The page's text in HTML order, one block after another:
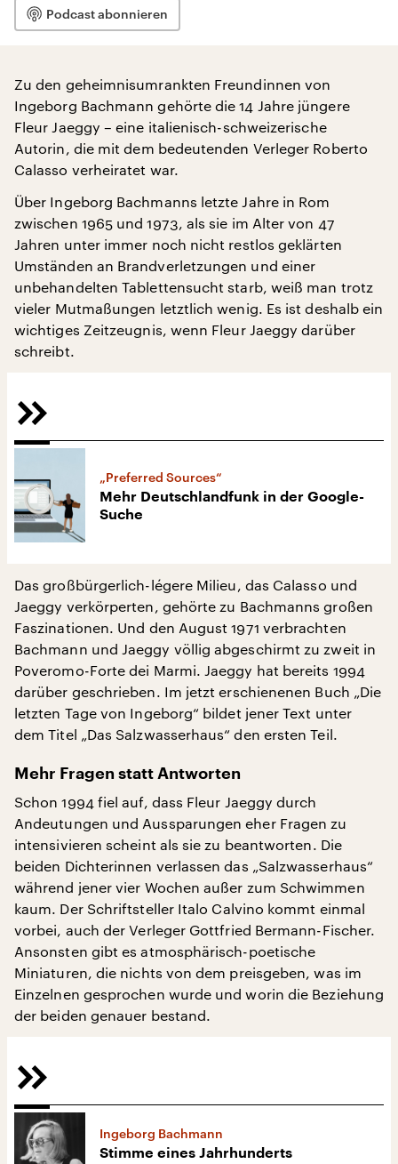
Podcast abonnieren
Zu den geheimnisumrankten Freundinnen von
Ingeborg Bachmann gehörte die 14 Jahre jüngere
Fleur Jaeggy – eine italienisch-schweizerische
Autorin, die mit dem bedeutenden Verleger Roberto
Calasso verheiratet war.
Über Ingeborg Bachmanns letzte Jahre in Rom
zwischen 1965 und 1973, als sie im Alter von 47
Jahren unter immer noch nicht restlos geklärten
Umständen an Brandverletzungen und einer
unbehandelten Tablettensucht starb, weiß man trotz
vieler Mutmaßungen letztlich wenig. Es ist deshalb ein
wichtiges Zeitzeugnis, wenn Fleur Jaeggy darüber
schreibt.
„Preferred Sources“
Mehr Deutschlandfunk in der Google-
Suche
Das großbürgerlich-légere Milieu, das Calasso und
Jaeggy verkörperten, gehörte zu Bachmanns großen
Faszinationen. Und den August 1971 verbrachten
Bachmann und Jaeggy völlig abgeschirmt zu zweit in
Poveromo-Forte dei Marmi. Jaeggy hat bereits 1994
darüber geschrieben. Im jetzt erschienenen Buch „Die
letzten Tage von Ingeborg“ bildet jener Text unter
dem Titel „Das Salzwasserhaus“ den ersten Teil.
Mehr Fragen statt Antworten
Schon 1994 fiel auf, dass Fleur Jaeggy durch
Andeutungen und Aussparungen eher Fragen zu
intensivieren scheint als sie zu beantworten. Die
beiden Dichterinnen verlassen das „Salzwasserhaus“
während jener vier Wochen außer zum Schwimmen
kaum. Der Schriftsteller Italo Calvino kommt einmal
vorbei, auch der Verleger Gottfried Bermann-Fischer.
Ansonsten gibt es atmosphärisch-poetische
Miniaturen, die nichts von dem preisgeben, was im
Einzelnen gesprochen wurde und worin die Beziehung
der beiden genauer bestand.
Ingeborg Bachmann
Stimme eines Jahrhunderts